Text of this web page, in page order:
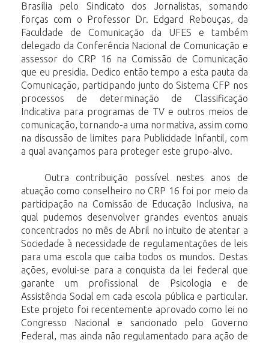
Brasília
pelo Sindicato dos Jornalistas,
somando
forças com o Professor Dr. Edgard Rebouças, da
Faculdade
de
Comunicação da UFES e também
delegado da Conferência Nacional de Comunicação e
assessor do CRP 16 na Comissão de Comunicação
que eu presidia. Dedico então tempo a esta pauta da
Comunicação, participando junto do Sistema CFP nos
processos de determinação de Classificação
Indicativa para programas de TV e outros meios de
comunicação, tornando-a uma normativa, assim como
na discussão de limites para Publicidade Infantil, com
a qual avançamos para proteger este grupo-alvo.
Outra contribuição possível nestes anos de
atuação como conselheiro no CRP 16 foi por meio da
participação na Comissão de Educação Inclusiva, na
qual pudemos desenvolver grandes eventos anuais
concentrados no mês de Abril no intuito de atentar a
Sociedade à necessidade de regulamentações de leis
para uma escola que caiba todos os mundos. Destas
ações, evolui-se para a conquista da lei federal que
garante
um profissional de Psicologia e
de
Assistência Social em cada escola pública e particular.
Este projeto foi recentemente aprovado como lei no
Congresso Nacional e
sancionado pelo
Governo
Federal, mas ainda não regulamentado para ação de